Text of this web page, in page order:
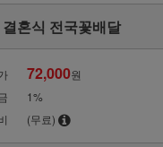
혼식 전국꽃배달
72,000원
1%
(무료)